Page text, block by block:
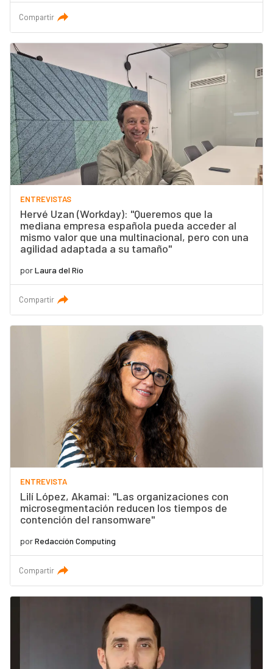
Compartir
ENTREVISTAS
Hervé Uzan (Workday): "Queremos que la
mediana empresa española pueda acceder al
mismo valor que una multinacional, pero con una
agilidad adaptada a su tamaño"
porLaura del Río
Compartir
ENTREVISTA
Lilí López, Akamai: "Las organizaciones con
microsegmentación reducen los tiempos de
contención del ransomware"
porRedacción Computing
Compartir